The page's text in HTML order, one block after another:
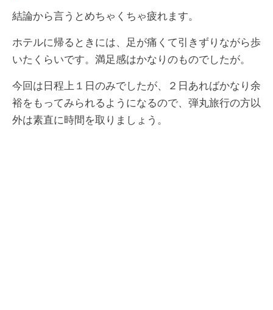
結論から言うとめちゃくちゃ疲れます。
ホテルに帰るときには、足が痛くて引きずりながら歩
いたくらいです。満足感はかなりのものでしたが。
今回は日程上１日のみでしたが、２日あればかなり余
裕をもってみられるようになるので、弾丸旅行の方以
外は素直に時間を取りましょう。